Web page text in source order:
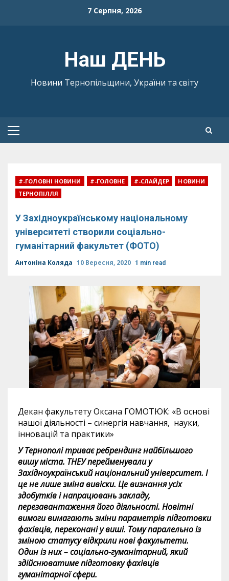
7 Серпня, 2026
Наш ДЕНЬ
Новини Тернопільщини, України та світу
Primary
#-ГОЛОВНІ НОВИНИ #-ГОЛОВНЕ #-СЛАЙДЕР
НОВИНИ
ТЕРНОПІЛЛЯ
У Західноукраїнському національному
університеті створили соціально-
гуманітарний факультет (ФОТО)
Антоніна Коляда 10 Вересня, 2020 1 min read
Декан факультету Оксана ГОМОТЮК: «В основі
нашої діяльності – синергія навчання, науки,
інновацій та практики»
У Тернополі триває ребрендинг найбільшого
вишу міста. ТНЕУ перейменували у
Західноукраїнський національний університет. І
це не лише зміна вивіски. Це визнання усіх
здобутків і напрацювань закладу,
перезавантаження його діяльності. Новітні
вимоги вимагають зміни параметрів підготовки
фахівців, переконані у виші. Тому паралельно із
зміною статусу відкрили нові факультети.
Один із них – соціально-гуманітарний, який
здійснюватиме підготовку фахівців
гуманітарної сфери.